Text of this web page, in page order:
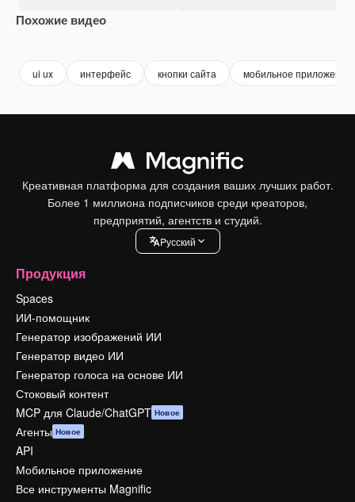
Похожие видео
ui ux интерфейс кнопки сайта мобильное приложение
Креативная платформа для создания ваших лучших работ.
Более 1 миллиона подписчиков среди креаторов,
предприятий, агентств и студий.
Pусский
Продукция
Spaces
ИИ-помощник
Генератор изображений ИИ
Генератор видео ИИ
Генератор голоса на основе ИИ
Стоковый контент
MCP для Claude/ChatGPT Новое
Агенты Новое
API
Мобильное приложение
Все инструменты Magnific